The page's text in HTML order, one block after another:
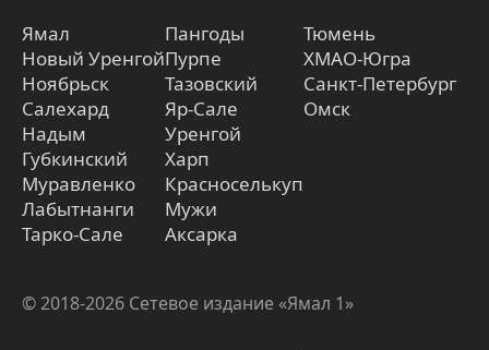
Ямал
Новый Уренгой
Ноябрьск
Салехард
Надым
Губкинский
Муравленко
Лабытнанги
Тарко-Сале
Пангоды
Пурпе
Тазовский
Яр-Сале
Уренгой
Харп
Красноселькуп
Мужи
Аксарка
Тюмень
ХМАО-Югра
Санкт-Петербург
Омск
© 2018-2026 Сетевое издание «Ямал 1»